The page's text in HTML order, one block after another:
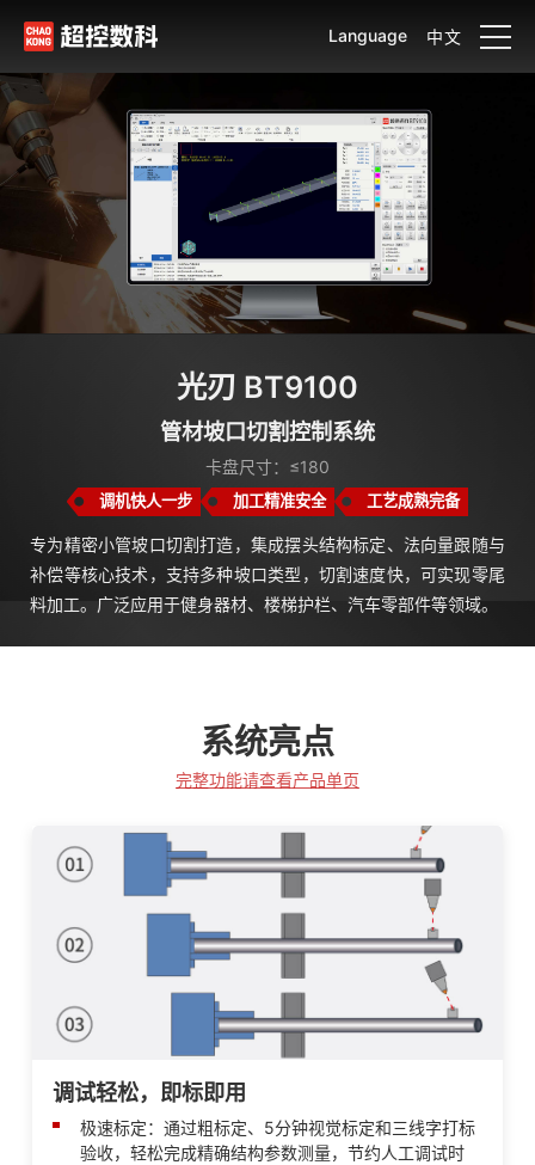
Language 中文
光刃 BT9100
管材坡口切割控制系统
卡盘尺寸：≤180
调机快人一步 加工精准安全 工艺成熟完备
专为精密小管坡口切割打造，集成摆头结构标定、法向量跟随与
补偿等核心技术，支持多种坡口类型，切割速度快，可实现零尾
料加工。广泛应用于健身器材、楼梯护栏、汽车零部件等领域。
系统亮点
完整功能请查看产品单页
调试轻松，即标即用
极速标定：通过粗标定、5分钟视觉标定和三线字打标
验收，轻松完成精确结构参数测量，节约人工调试时